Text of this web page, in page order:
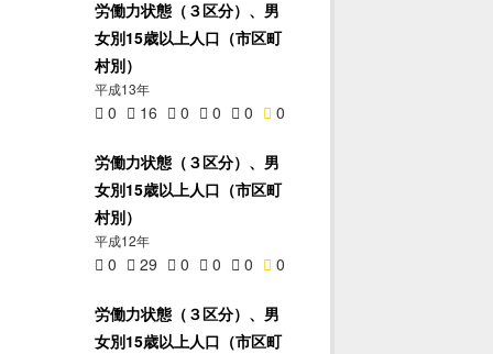
労働力状態（３区分）、男
女別15歳以上人口（市区町
村別）
平成13年
0 16 0 0 0 0
労働力状態（３区分）、男
女別15歳以上人口（市区町
村別）
平成12年
0 29 0 0 0 0
労働力状態（３区分）、男
女別15歳以上人口（市区町